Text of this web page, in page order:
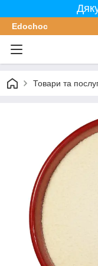
Edochoс
Товари та